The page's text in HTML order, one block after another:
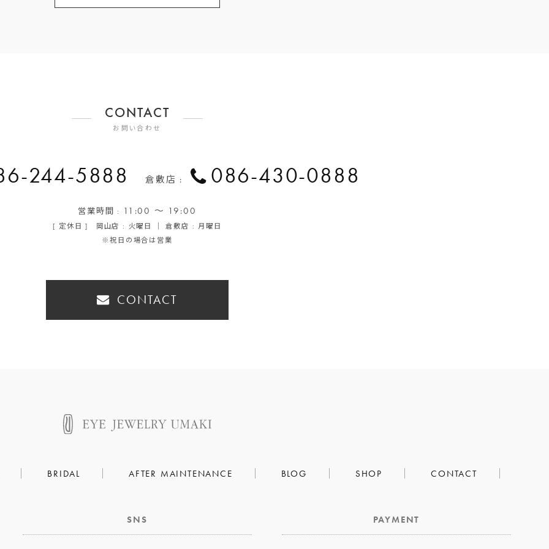
CONTACT
お問い合わせ
244-5888 倉敷店 : 086-430-0888
営業時間 : 11:00 ～ 19:00
[ 定休日 ] 岡山店 : 火曜日 ｜ 倉敷店 : 月曜日
※祝日の場合は営業
CONTACT
BRIDAL AFTER MAINTENANCE BLOG SHOP CONTACT
SNS PAYMENT